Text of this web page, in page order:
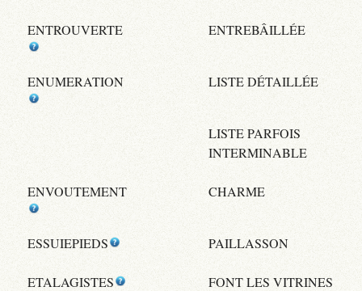
ENTROUVERTE ENTREBÂILLÉE
ENUMERATION LISTE DÉTAILLÉE
LISTE PARFOIS
INTERMINABLE
ENVOUTEMENT CHARME
ESSUIEPIEDS PAILLASSON
ETALAGISTES FONT LES VITRINES